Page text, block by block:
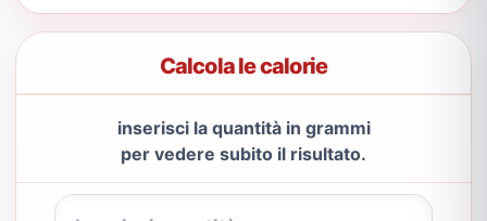
Calcola le calorie
inserisci la quantità in grammi
per vedere subito il risultato.